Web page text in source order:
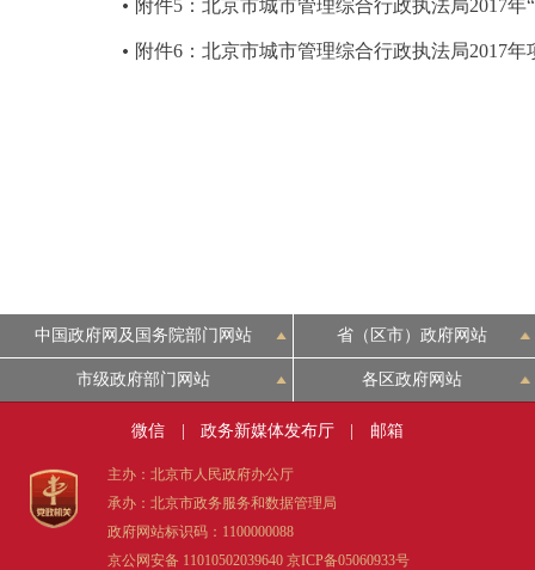
附件5：北京市城市管理综合行政执法局2017
附件6：北京市城市管理综合行政执法局2017
中国政府网及国务院部门网站 省（区市）政府网站
市级政府部门网站 各区政府网站
微信 政务新媒体发布厅 邮箱
主办：北京市人民政府办公厅
承办：北京市政务服务和数据管理局
政府网站标识码：1100000088
京公网安备 11010502039640 京ICP备05060933号